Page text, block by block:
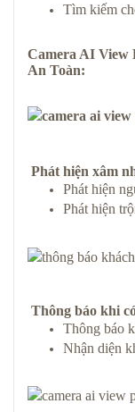
Tìm kiếm
Camera AI View
An Toàn:
Phát hiện xâm
Phát hiện
Phát hiện
Thông báo khi
Thông báo
Nhận diện